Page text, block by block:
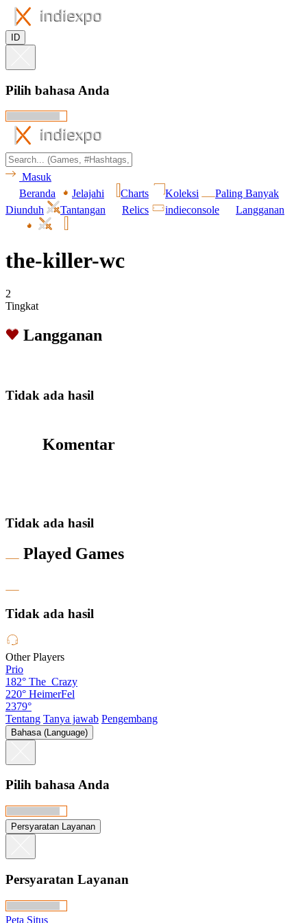
ID
Pilih bahasa Anda
Masuk
Beranda
Jelajahi Charts Koleksi
Paling Banyak
Diunduh
Tantangan Relics indieconsole Langganan
the-killer-wc
2
Tingkat
Langganan
Tidak ada hasil
Komentar
Tidak ada hasil
Played Games
Tidak ada hasil
Other Players
Prio
182° The_Crazy
220° HeimerFel
2379°
Tentang Tanya jawab Pengembang
Bahasa (Language)
Pilih bahasa Anda
Persyaratan Layanan
Persyaratan Layanan
Peta Situs